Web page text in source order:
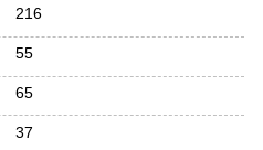
216
55
65
37